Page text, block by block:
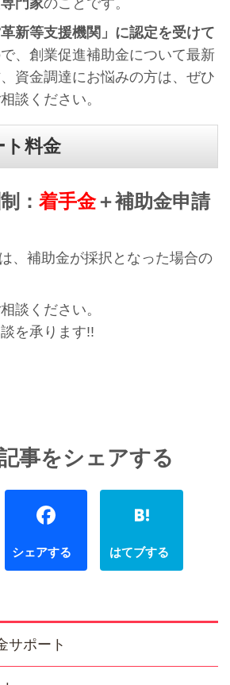
門家のことです。
新等支援機関」に認定を受けて
、創業促進補助金について最新
資金調達にお悩みの方は、ぜひ
談ください。
ト料金
： 着手金＋補助金申請
、補助金が採択となった場合の
談ください。
を承ります!!
Twitter
サポート